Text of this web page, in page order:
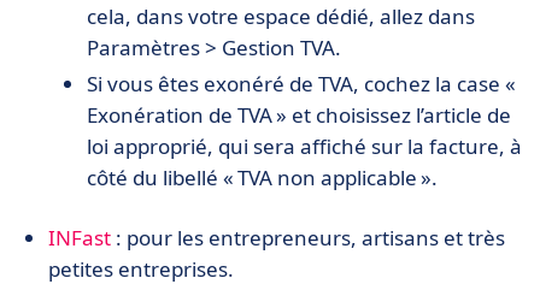
cela, dans votre espace dédié, allez dans
Paramètres > Gestion TVA.
Si vous êtes exonéré de TVA, cochez la case «
Exonération de TVA » et choisissez l’article de
loi approprié, qui sera affiché sur la facture, à
côté du libellé « TVA non applicable ».
INFast : pour les entrepreneurs, artisans et très
petites entreprises.